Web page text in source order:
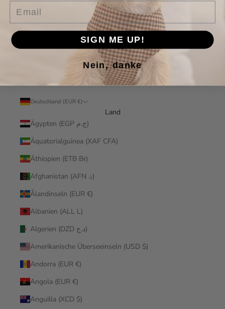
Deutschland (EUR €)
Land
Ägypten (EGP ج.م)
Äquatorialguinea (XAF CFA)
Äthiopien (ETB Br)
Afghanistan (AFN ؋)
Ålandinseln (EUR €)
Albanien (ALL L)
Algerien (DZD د.ج)
Amerikanische Überseeinseln (USD $)
Andorra (EUR €)
Angola (EUR €)
Anguilla (XCD $)
SIGN ME UP!
Nein, danke